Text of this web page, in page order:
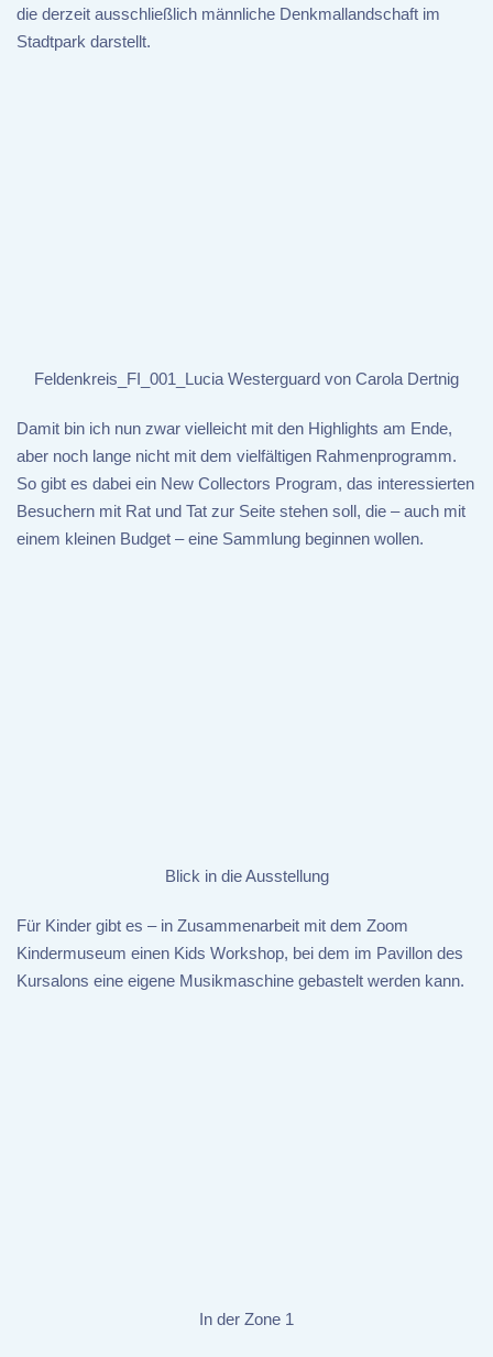
die derzeit ausschließlich männliche Denkmallandschaft im
Stadtpark darstellt.
Feldenkreis_FI_001_Lucia Westerguard von Carola Dertnig
Damit bin ich nun zwar vielleicht mit den Highlights am Ende,
aber noch lange nicht mit dem vielfältigen Rahmenprogramm.
So gibt es dabei ein New Collectors Program, das interessierten
Besuchern mit Rat und Tat zur Seite stehen soll, die – auch mit
einem kleinen Budget – eine Sammlung beginnen wollen.
Blick in die Ausstellung
Für Kinder gibt es – in Zusammenarbeit mit dem Zoom
Kindermuseum einen Kids Workshop, bei dem im Pavillon des
Kursalons eine eigene Musikmaschine gebastelt werden kann.
In der Zone 1